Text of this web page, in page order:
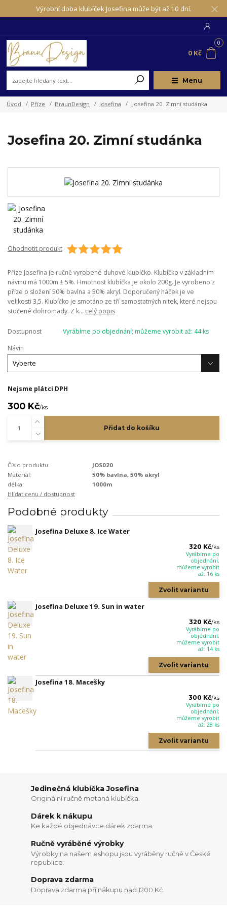
Výrobní doba klubíček Josefina může být až 10 dní.
Menu
0
0 Kč
Úvod Příze BraunDesign Josefina Josefina 20. Zimní studánka
Josefina 20. Zimní studánka
Ohodnotit produkt
Příze Josefina je ručně vyrobené duhové klubíčko. Klubíčko v základním
návinu má 1000m ± 5%. Hmotnost klubíčka je okolo 200g. Je vyrobeno z
příze o složení 50% bavlna a 50% akryl. Doporučený háček je ve
velikosti 3,5. Klubíčko je smotáno ze tří samostatných nitek, které nejsou
stočené dohromady. Z k... celý popis
Dostupnost
Vyrábíme po objednání; můžeme vyrobit až: 44 ks
Návin
Nejsme plátci DPH
300 Kč/ks
Přidat do košíku
Číslo produktu:
JOS020
Materiál:
50% bavlna, 50% akryl
délka:
1000m
Hlídat cenu / dostupnost
Podobné produkty
Josefina Deluxe 8. Ice Water
320 Kč/ks
Vyrábíme po
objednání;
můžeme vyrobit
až: 16 ks
Zvolit variantu
Josefina Deluxe 19. Sun in water
320 Kč/ks
Vyrábíme po
objednání;
můžeme vyrobit
až: 14 ks
Zvolit variantu
Josefina 18. Macešky
300 Kč/ks
Vyrábíme po
objednání;
můžeme vyrobit
až: 28 ks
Zvolit variantu
Jedinečná klubíčka Josefina
Originální ručně motaná klubíčka.
Dárek k nákupu
Ke každé objednávce dárek zdarma.
Ručně vyráběné výrobky
Výrobky na našem eshopu jsou vyráběny ručně v České
republice.
Doprava zdarma
Doprava zdarma při nákupu nad 1200 Kč.